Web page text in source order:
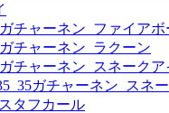
チャーネン_ファイアボ
チャーネン_ラクーン
チャーネン_スネーク
ガチャーネン_スネ
タフカール